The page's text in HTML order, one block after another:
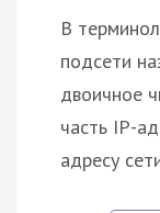
В
подсети
двоичное
часть IP-
адресу